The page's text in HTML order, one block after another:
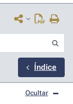
Índice
Ocultar